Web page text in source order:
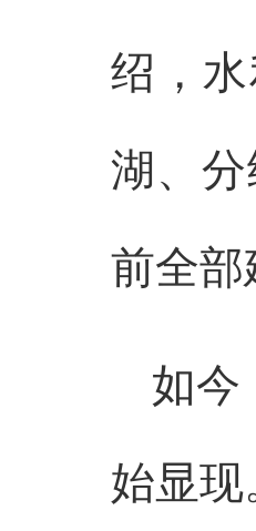
绍，
湖、
前全
如今
始显